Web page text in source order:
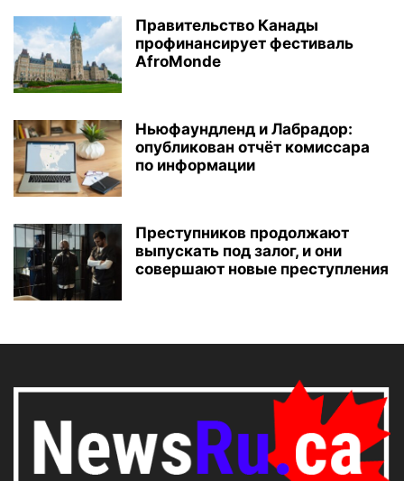
Правительство Канады
профинансирует фестиваль
AfroMonde
Ньюфаундленд и Лабрадор:
опубликован отчёт комиссара
по информации
Преступников продолжают
выпускать под залог, и они
совершают новые преступления